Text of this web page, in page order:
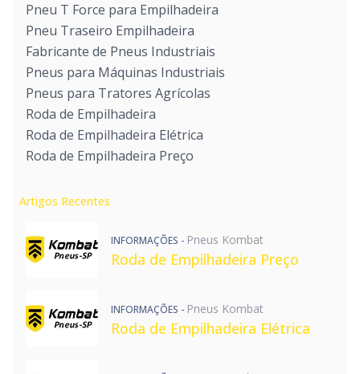
Pneu T Force para Empilhadeira
Pneu Traseiro Empilhadeira
Fabricante de Pneus Industriais
Pneus para Máquinas Industriais
Pneus para Tratores Agrícolas
Roda de Empilhadeira
Roda de Empilhadeira Elétrica
Roda de Empilhadeira Preço
Artigos Recentes
INFORMAÇÕES - Pneus Kombat
Roda de Empilhadeira Preço
INFORMAÇÕES - Pneus Kombat
Roda de Empilhadeira Elétrica